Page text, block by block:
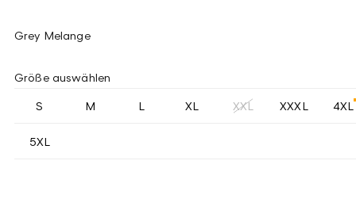
Grey Melange
Größe auswählen
S M L XL XXL XXXL 4XL
5XL